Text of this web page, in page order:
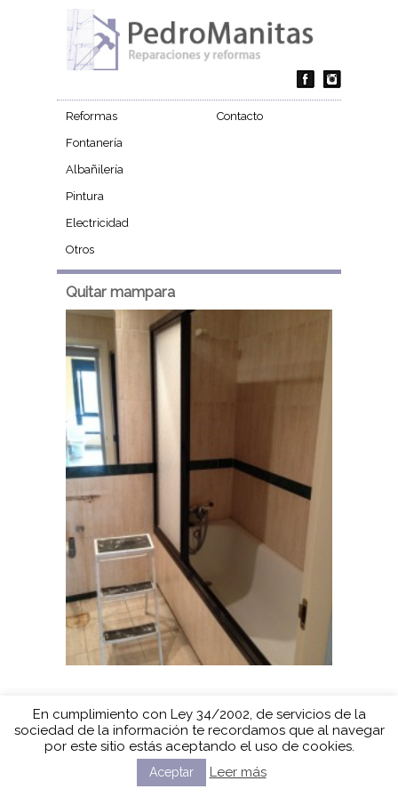
Reformas
Fontanería
Albañilería
Pintura
Electricidad
Otros
Contacto
Quitar mampara
En cumplimiento con Ley 34/2002, de servicios de la
sociedad de la información te recordamos que al navegar
por este sitio estás aceptando el uso de cookies.
Aceptar Leer más